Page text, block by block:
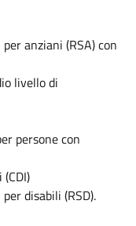
anziani (RSA) con
livello di
persone con
disabili (RSD).